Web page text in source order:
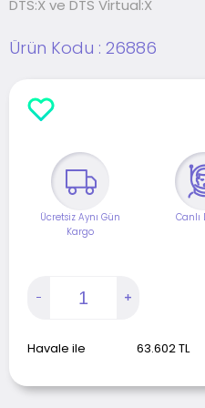
DTS:X ve DTS Virtual:X
Ürün Kodu : 26886
Ücretsiz Aynı Gün
Kargo
Canlı
Havale ile 63.602TL